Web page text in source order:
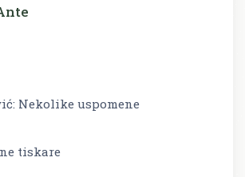
Nekolike uspomene
tiskare